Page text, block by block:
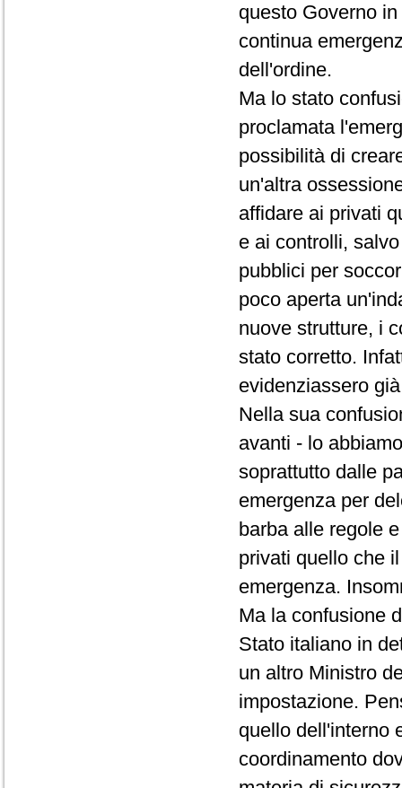
questo Governo
continua
dell'ordine.
Ma lo stato
proclamata
possibilità di
un'altra
affidare ai privati
e ai controlli,
pubblici per
poco aperta
nuove strutture, i
stato corretto.
evidenziassero
Nella sua
avanti - lo
soprattutto dalle
emergenza per
barba alle regole
privati quello che
emergenza.
Ma la confusione
Stato italiano in
un altro Ministro
impostazione.
quello dell'interno
coordinamento